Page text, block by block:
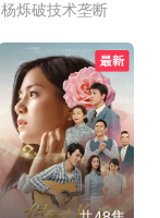
杨烁破技术垄断